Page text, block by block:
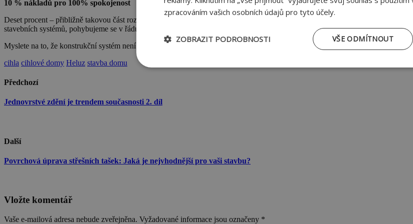
10 % nákladů pro 100% spokojenost
Deset procent – přibližně takovou část rozpočtu představují náklady na konstrukční systém, tedy na stěny, příčky, stropy nebo
stavebních systémů, pohybujeme se v řádu procent z této částky, ve výsledku tedy marginálních nákladech ve vztahu k celkové
Myslete na to, že konstrukční systém není místem pro kompromisy – chtějte osvědčené parametry a kvalitu, chtějte smysluplný
cihla cihlové domy Heluz stavba domu
Předchozí
Jednovrstvé zdění je trendem současnosti 2. díl
Další
Povrchová úprava střešních tašek: Jaká je nejvhodnější pro vaši stavbu?
Vložte komentář
Vaše e-mailová adresa nebude zveřejněna. Vyžadované informace jsou označeny *
zpracováním vašich osobních údajů pro tyto účely.
VŠE ODMÍTNOUT
ZOBRAZIT PODROBNOSTI
Nezbytně nutné
Výkonové soubory Soubory cílení
Nezbytně nutné soubory cookie umožňují základní funkce webových stránek, jako je
stavimezcihel.cz